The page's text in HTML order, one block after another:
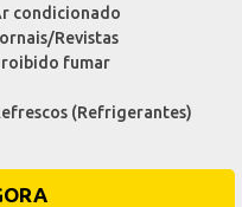
condicionado
Revistas
fumar
(Refrigerantes)